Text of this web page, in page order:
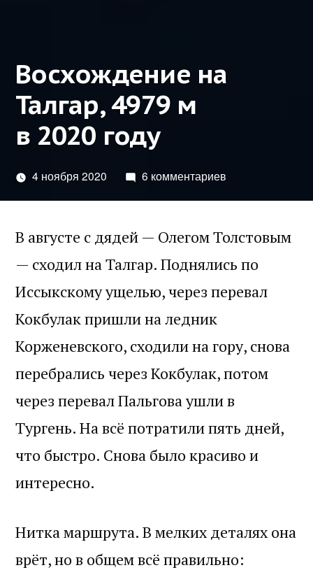
Восхождение на
Талгар, 4979 м
в 2020 году
4 ноября 2020 6 комментариев
В августе с дядей — Олегом Толстовым
— сходил на Талгар. Поднялись по
Иссыкскому ущелью, через перевал
Кокбулак пришли на ледник
Корженевского, сходили на гору, снова
перебрались через Кокбулак, потом
через перевал Пальгова ушли в
Тургень. На всё потратили пять дней,
что быстро. Снова было красиво и
интересно.
Нитка маршрута. В мелких деталях она
врёт, но в общем всё правильно: